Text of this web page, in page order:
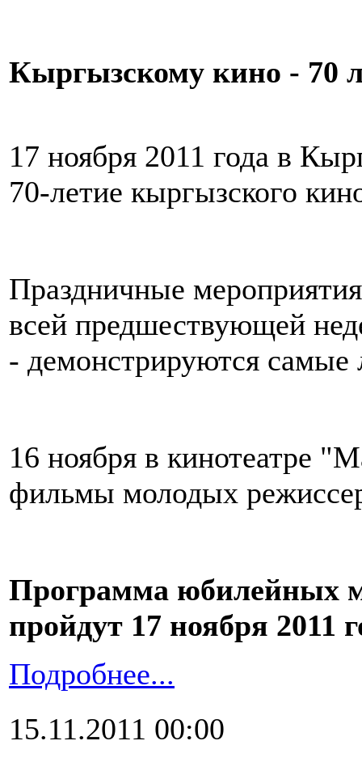
Кыргызскому кино - 70
17 ноября 2011 года в
70-летие кыргызского
Праздничные
всей предшествующей
- демонстрируются
16 ноября в кинотеатре
фильмы молодых
Программа юбилейных
пройдут 17 ноября 2011
Подробнее...
15.11.2011 00:00